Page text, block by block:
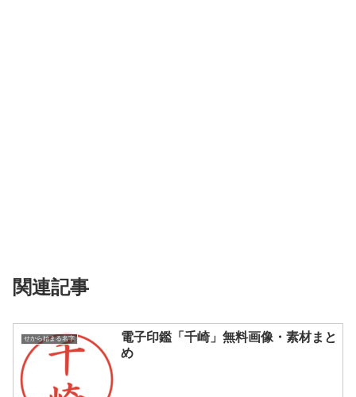
関連記事
せから始まる名字
電子印鑑「千崎」無料画像・素材まと
め